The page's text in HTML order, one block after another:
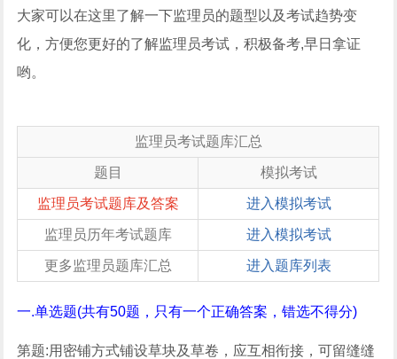
大家可以在这里了解一下监理员的题型以及考试趋势变
化，方便您更好的了解监理员考试，积极备考,早日拿证
哟。
监理员考试题库汇总
题目 模拟考试
监理员考试题库及答案 进入模拟考试
监理员历年考试题库 进入模拟考试
更多监理员题库汇总 进入题库列表
一.单选题(共有50题，只有一个正确答案，错选不得分)
第题:用密铺方式铺设草块及草卷，应互相衔接，可留缝缝